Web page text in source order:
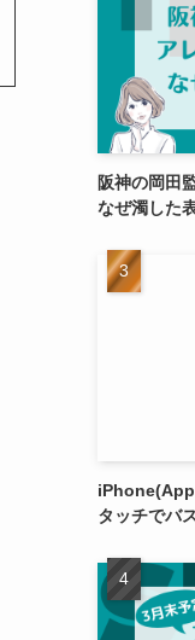
阪神の岡田
なぜ濁した
タッチでバ